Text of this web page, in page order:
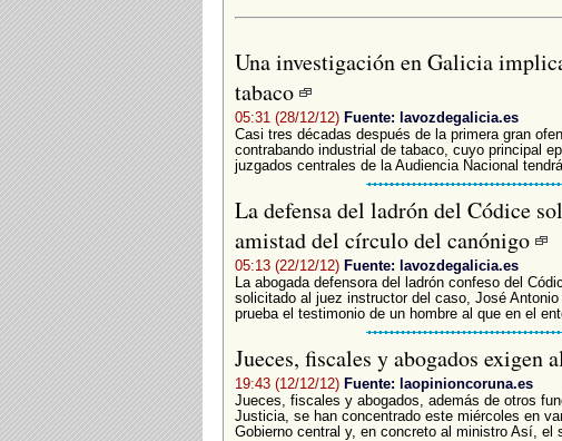
Una investigación en Galicia
tabaco
05:31 (28/12/12) Fuente: lavozdegalicia.es
Casi tres décadas después de la primera gran
contrabando industrial de tabaco, cuyo principal
juzgados centrales de la Audiencia Nacional
La defensa del ladrón del Códice
amistad del círculo del canónigo
05:13 (22/12/12) Fuente: lavozdegalicia.es
La abogada defensora del ladrón confeso del
solicitado al juez instructor del caso, José
prueba el testimonio de un hombre al que en el
Jueces, fiscales y abogados exigen
19:43 (12/12/12) Fuente: laopinioncoruna.es
Jueces, fiscales y abogados, además de otros
Justicia, se han concentrado este miércoles en
Gobierno central y, en concreto al ministro Así, el